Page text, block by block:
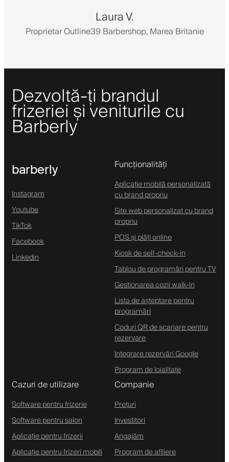
Laura V.
Proprietar Outline39 Barbershop, Marea Britanie
Dezvoltă-ți brandul
frizeriei și veniturile cu
Barberly
barberly
Instagram
Youtube
TikTok
Facebook
Linkedin
Funcționalități
Aplicație mobilă personalizată
cu brand propriu
Site web personalizat cu brand
propriu
POS și plăți online
Kiosk de self-check-in
Tablou de programări pentru TV
Gestionarea cozii walk-in
Lista de așteptare pentru
programări
Coduri QR de scanare pentru
rezervare
Integrare rezervări Google
Program de loialitate
Cazuri de utilizare
Software pentru frizerie
Software pentru salon
Aplicație pentru frizerii
Aplicație pentru frizeri mobili
Companie
Prețuri
Investitori
Angajăm
Program de afiliere